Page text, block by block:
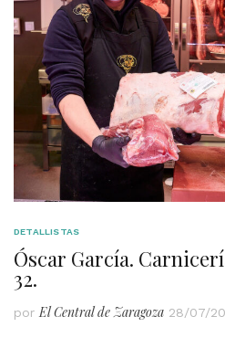
DETALLISTAS
Óscar García.
32.
por El Central de Zaragoza 28/07/